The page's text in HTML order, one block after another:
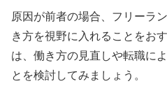
原因が前者の場合、フリーラ
き方を視野に入れることをお
は、働き方の見直しや転職に
とを検討してみましょう。